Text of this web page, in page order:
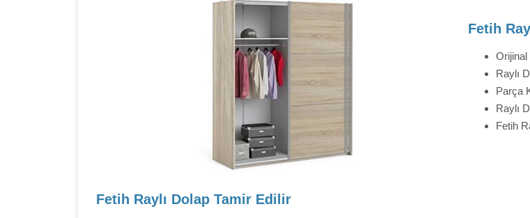
Fetih
Orijinal
Raylı
Parça
Raylı
Fetih
Fetih Raylı Dolap Tamir Edilir